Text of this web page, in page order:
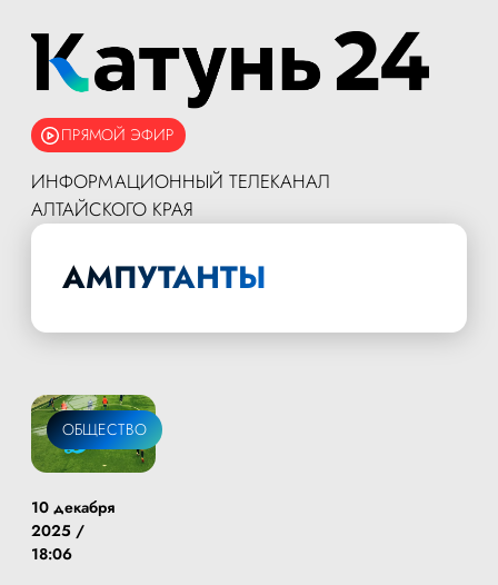
ПРЯМОЙ ЭФИР
ИНФОРМАЦИОННЫЙ ТЕЛЕКАНАЛ
АЛТАЙСКОГО КРАЯ
АМПУТАНТЫ
ОБЩЕСТВО
10 декабря
2025 /
18:06